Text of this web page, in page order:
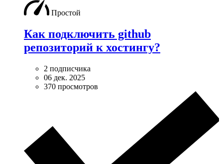
Простой
Как подключить github
репозиторий к хостингу?
2 подписчика
06 дек. 2025
370 просмотров